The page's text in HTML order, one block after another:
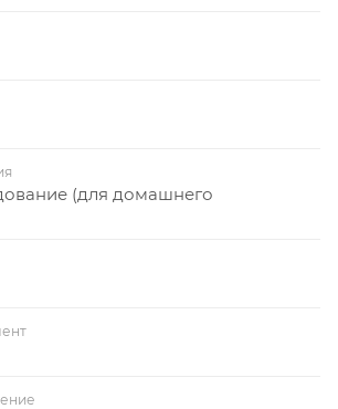
(для домашнего